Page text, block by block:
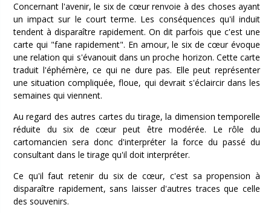
Concernant l'avenir, le six de cœur renvoie à des choses ayant
un impact sur le court terme. Les conséquences qu'il induit
tendent à disparaître rapidement. On dit parfois que c'est une
carte qui "fane rapidement". En amour, le six de cœur évoque
une relation qui s'évanouit dans un proche horizon. Cette carte
traduit l'éphémère, ce qui ne dure pas. Elle peut représenter
une situation compliquée, floue, qui devrait s'éclaircir dans les
semaines qui viennent.
Au regard des autres cartes du tirage, la dimension temporelle
réduite du six de cœur peut être modérée. Le rôle du
cartomancien sera donc d'interpréter la force du passé du
consultant dans le tirage qu'il doit interpréter.
Ce qu'il faut retenir du six de cœur, c'est sa propension à
disparaître rapidement, sans laisser d'autres traces que celle
des souvenirs.